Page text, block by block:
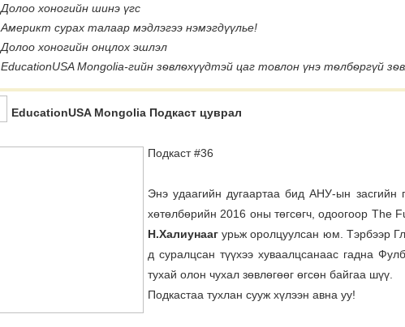
Долоо хоногийн шинэ үгс
Америкт сурах талаар мэдлэгээ нэмэгдүүлье!
Долоо хоногийн онцлох эшлэл
EducationUSA Mongolia-гийн зѳвлѳхүүдтэй цаг товлон үнэ тѳлбѳргүй
EducationUSA Mongolia Подкаст цуврал
Подкаст #36
Энэ удаагийн дугаартаа бид АНУ-ын засгийн
хөтөлбөрийн 2016 оны төгсөгч, одоогоор The
Н.Халиунааг урьж оролцуулсан юм. Тэрбээр
д суралцсан түүхээ хуваалцсанаас гадна
тухай олон чухал зөвлөгөөг өгсөн байгаа шүү.
Подкастаа тухлан сууж хүлээн авна уу!